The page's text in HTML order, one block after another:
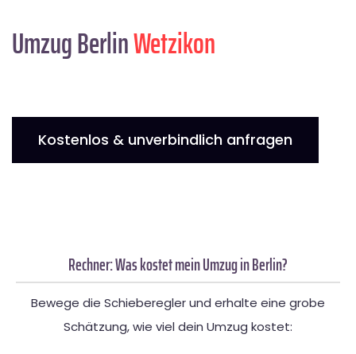
Umzug BerlinWetzikon
Kostenlos & unverbindlich anfragen
Rechner: Was kostet mein Umzug in Berlin?
Bewege die Schieberegler und erhalte eine grobe
Schätzung, wie viel dein Umzug kostet: